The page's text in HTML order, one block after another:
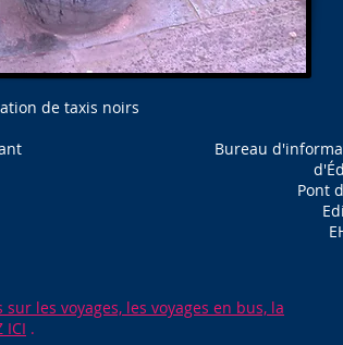
de taxis noirs
Bureau
Pont
les voyages, les voyages en bus, la
ICI .